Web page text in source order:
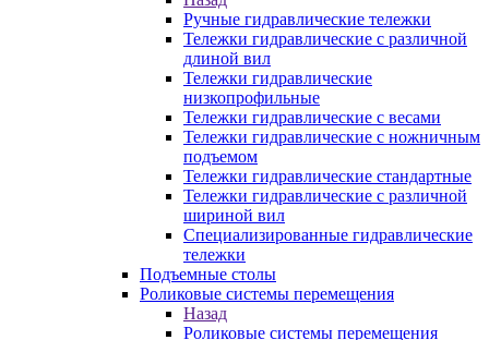
Ручные гидравлические тележки
Тележки гидравлические с различной
длиной вил
Тележки гидравлические
низкопрофильные
Тележки гидравлические с весами
Тележки гидравлические с ножничным
подъемом
Тележки гидравлические стандартные
Тележки гидравлические с различной
шириной вил
Специализированные гидравлические
тележки
Подъемные столы
Роликовые системы перемещения
Назад
Роликовые системы перемещения